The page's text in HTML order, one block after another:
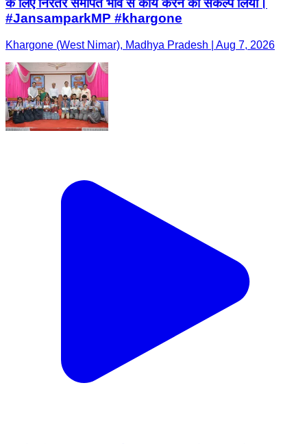
के लिए निरंतर समर्पित भाव से कार्य करने का संकल्प लिया।
#JansamparkMP #khargone
Khargone (West Nimar), Madhya Pradesh | Aug 7, 2026